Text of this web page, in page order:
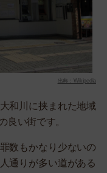
出典：Wikipedia
和川に挟まれた地域
良い街です。
数もかなり少ないの
通りが多い道がある